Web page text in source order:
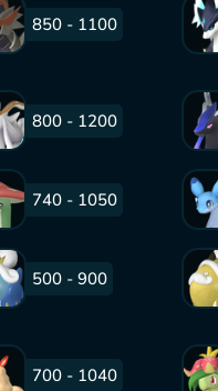
850 - 1100
800 - 1200
740 - 1050
500 - 900
700 - 1040